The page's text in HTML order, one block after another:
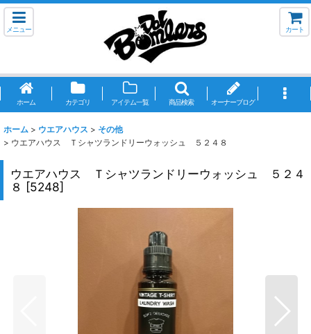
メニュー カート
ホーム カテゴリ アイテム一覧 商品検索 オーナーブログ
ホーム > ウエアハウス > その他
> ウエアハウス Ｔシャツランドリーウォッシュ ５２４８
ウエアハウス Ｔシャツランドリーウォッシュ ５２４
８ [5248]